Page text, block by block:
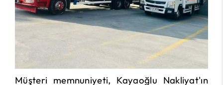
Müşteri memnuniyeti, Kayaoğlu Nakliyat'ın